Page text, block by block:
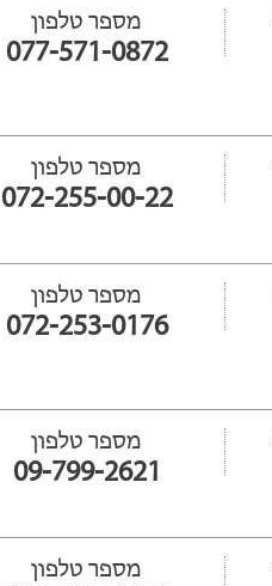
מספר טלפון
077-571-0872
מספר טלפון
072-255-00-22
מספר טלפון
072-253-0176
מספר טלפון
09-799-2621
מספר טלפון